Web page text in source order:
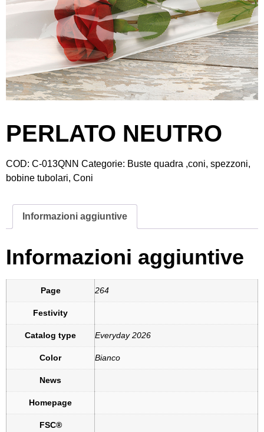
PERLATO NEUTRO
COD: C-013QNN Categorie: Buste quadra ,coni, spezzoni,
bobine tubolari, Coni
Informazioni aggiuntive
Informazioni aggiuntive
Page 264
Festivity
Catalog type Everyday 2026
Color Bianco
News
Homepage
FSC®